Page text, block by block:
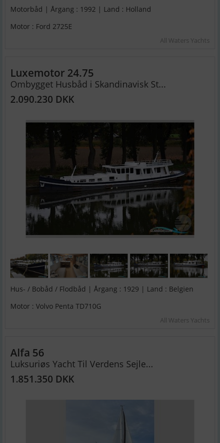
Motorbåd | Årgang : 1992 | Land : Holland
Motor : Ford 2725E
All Waters Yachts
Luxemotor 24.75
Ombygget Husbåd i Skandinavisk St...
2.090.230 DKK
Hus- / Bobåd / Flodbåd | Årgang : 1929 | Land : Belgien
Motor : Volvo Penta TD710G
All Waters Yachts
Alfa 56
Luksuriøs Yacht Til Verdens Sejle...
1.851.350 DKK